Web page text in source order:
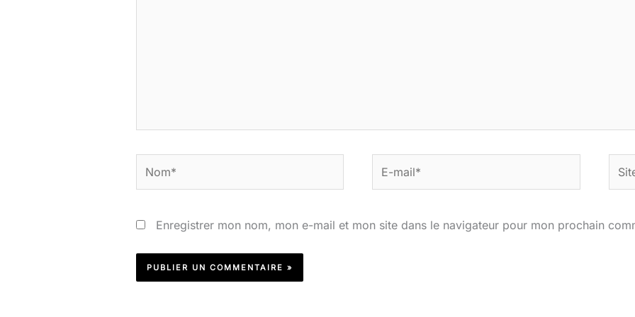
mail*
Enregistrer mon nom, mon e-mail et mon site dans le navigateur pour mon prochain